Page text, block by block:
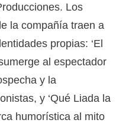
Los
la compañía traen a
propias: ‘El
al espectador
y la
y ‘Qué Liada la
humorística al mito